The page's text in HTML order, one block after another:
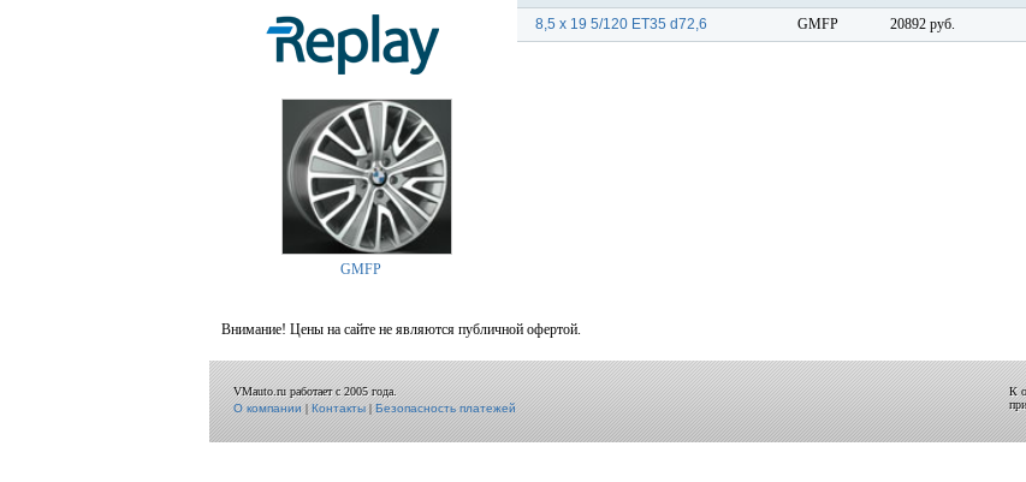
GMFP
8,5 x 19 5/120 ET35 d72,6 GMFP 20892 руб.
Внимание! Цены на сайте не являются публичной офертой.
VMauto.ru работает с 2005 года.
О компании|Контакты|Безопасность платежей
К